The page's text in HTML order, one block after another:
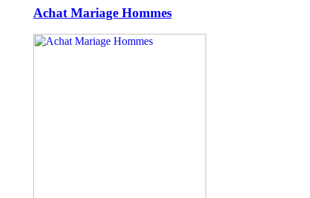
Achat Mariage Hommes